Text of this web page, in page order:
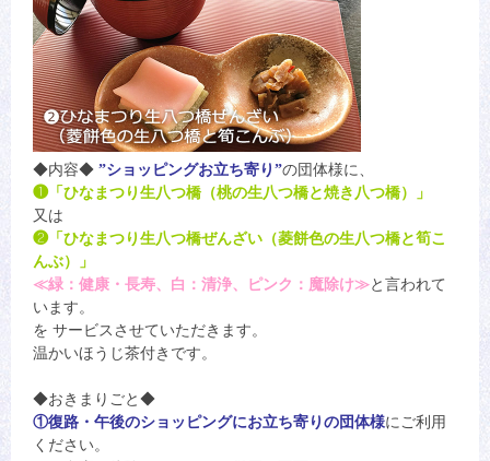
◆内容◆ ”ショッピングお立ち寄り”の団体様に、
❶「ひなまつり生八つ橋（桃の生八つ橋と焼き八つ橋）」
又は
❷「ひなまつり生八つ橋ぜんざい（菱餅色の生八つ橋と筍こ
んぶ）」
≪緑：健康・長寿、白：清浄、ピンク：魔除け≫と言われて
います。
を サービスさせていただきます。
温かいほうじ茶付きです。
◆おきまりごと◆
①復路・午後のショッピングにお立ち寄りの団体様にご利用
ください。